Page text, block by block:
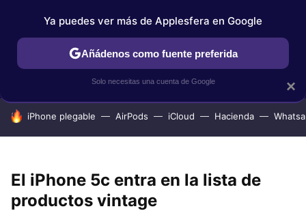
IPHONE TUTORIALES APPLESFERA SELECCIÓN
HOY SE HABLA DE
iPhone plegable AirPods iCloud Hacienda
El iPhone 5c entra en la lista de
productos vintage
×
Ya puedes ver más de Applesfera en Google
Añádenos como fuente preferida
Solo necesitas una cuenta de Google